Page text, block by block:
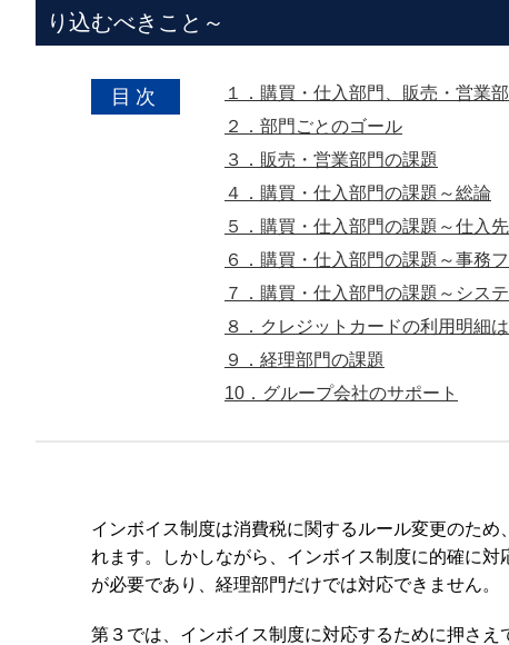
り込むべきこと～
目次
１．購買・仕入部門、販売・営業
２．部門ごとのゴール
３．販売・営業部門の課題
４．購買・仕入部門の課題～総論
５．購買・仕入部門の課題～仕入
６．購買・仕入部門の課題～事務
７．購買・仕入部門の課題～シス
８．クレジットカードの利用明細
９．経理部門の課題
10．グループ会社のサポート
インボイス制度は消費税に関するルール変更のた
れます。しかしながら、インボイス制度に的確に
が必要であり、経理部門だけでは対応できません。
第３では、インボイス制度に対応するために押さ